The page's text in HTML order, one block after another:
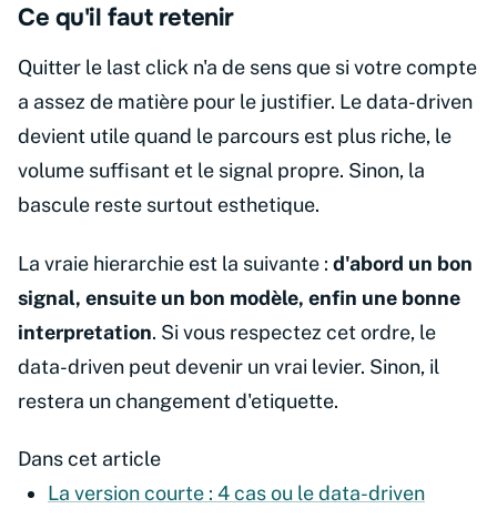
Ce qu'il faut retenir
Quitter le last click n'a de sens que si votre compte
a assez de matière pour le justifier. Le data-driven
devient utile quand le parcours est plus riche, le
volume suffisant et le signal propre. Sinon, la
bascule reste surtout esthetique.
La vraie hierarchie est la suivante : d'abord un bon
signal, ensuite un bon modèle, enfin une bonne
interpretation. Si vous respectez cet ordre, le
data-driven peut devenir un vrai levier. Sinon, il
restera un changement d'etiquette.
Dans cet article
La version courte : 4 cas ou le data-driven